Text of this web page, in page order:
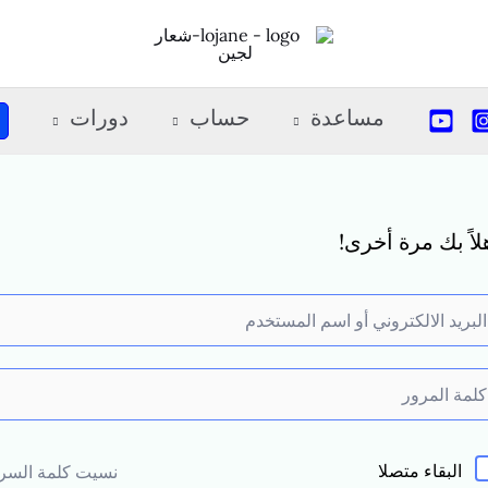
مساعدة حساب دورات
بك مرة أخرى!
البقاء متصلا نسيت كلمة